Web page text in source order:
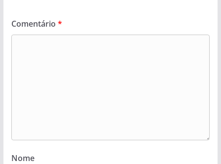
Comentário *
Nome